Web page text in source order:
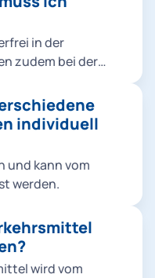
in der
zudem bei der
wie z. B.
von der
abhängig.
Rahmen eines
informieren.
individuell
und kann vom
werden.
wird vom